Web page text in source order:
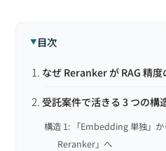
目次
なぜ Reranker が RAG 精
受託案件で活きる 3 つの構
構造 1: 「Embedding 単独」
Reranker」へ